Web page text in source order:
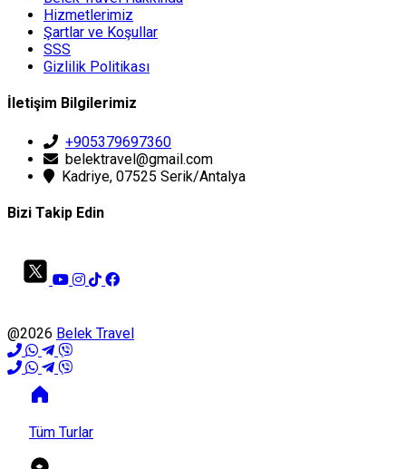
Hizmetlerimiz
Şartlar ve Koşullar
SSS
Gizlilik Politikası
İletişim Bilgilerimiz
+905379697360
belektravel@gmail.com
Kadriye, 07525 Serik/Antalya
Bizi Takip Edin
@2026 Belek Travel
Tüm Turlar